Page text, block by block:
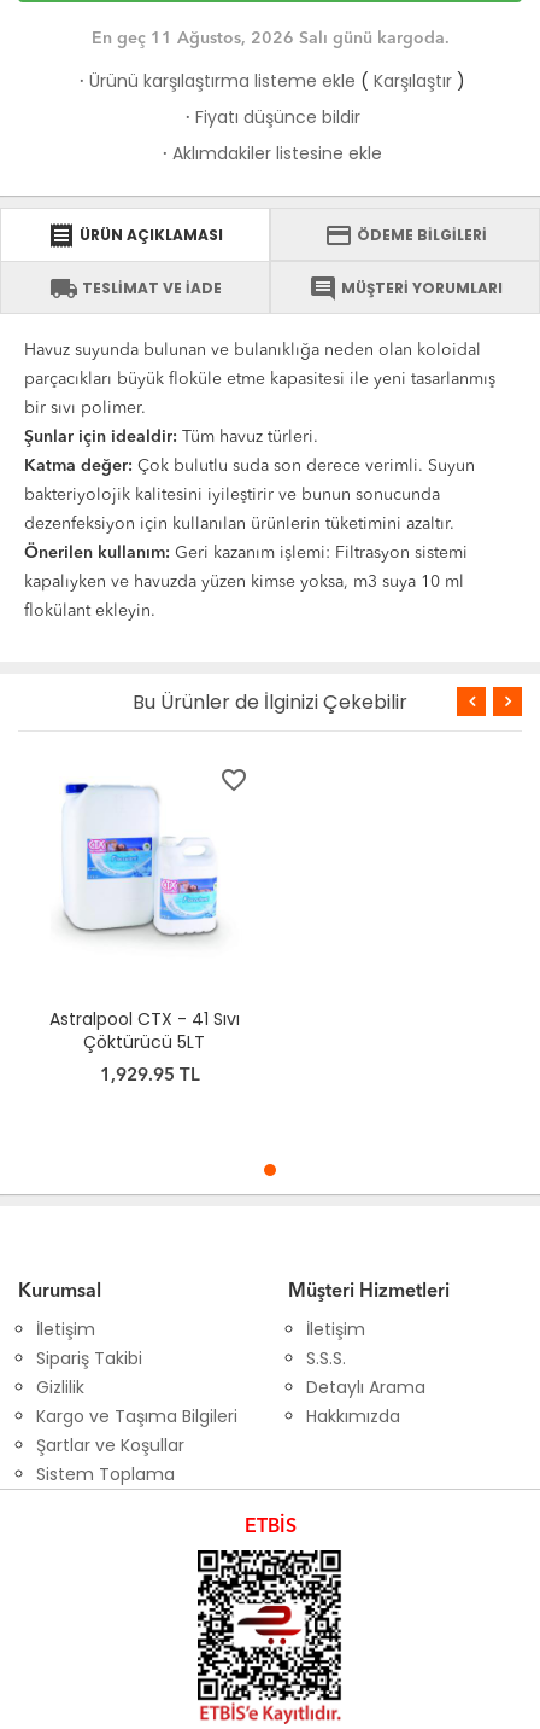
En geç 11 Ağustos, 2026 Salı günü kargoda.
· Ürünü karşılaştırma listeme ekle ( Karşılaştır )
· Fiyatı düşünce bildir
· Aklımdakiler listesine ekle
receipt ÜRÜN AÇIKLAMASI credit_card ÖDEME BİLGİLERİ
local_shipping TESLİMAT VE İADE comment MÜŞTERİ YORUMLARI
Havuz suyunda bulunan ve bulanıklığa neden olan koloidal
parçacıkları büyük floküle etme kapasitesi ile yeni tasarlanmış
bir sıvı polimer.
Şunlar için idealdir: Tüm havuz türleri.
Katma değer: Çok bulutlu suda son derece verimli. Suyun
bakteriyolojik kalitesini iyileştirir ve bunun sonucunda
dezenfeksiyon için kullanılan ürünlerin tüketimini azaltır.
Önerilen kullanım: Geri kazanım işlemi: Filtrasyon sistemi
kapalıyken ve havuzda yüzen kimse yoksa, m3 suya 10 ml
flokülant ekleyin.
Bu Ürünler de İlginizi Çekebilir
favorite_border
Astralpool CTX - 41 Sıvı
Çöktürücü 5LT
1,929.95 TL
Kurumsal
İletişim
Sipariş Takibi
Gizlilik
Kargo ve Taşıma Bilgileri
Şartlar ve Koşullar
Sistem Toplama
Müşteri Hizmetleri
İletişim
S.S.S.
Detaylı Arama
Hakkımızda
ETBİS